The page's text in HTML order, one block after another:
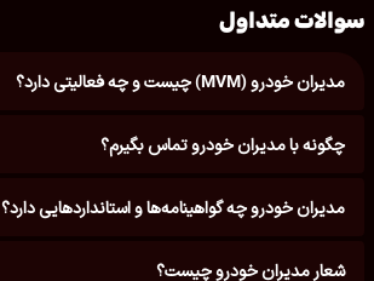
سوالات متداول
مدیران خودرو (MVM) چیست و چه فعالیتی دارد؟
چگونه با مدیران خودرو تماس بگیرم؟
مدیران خودرو چه گواهینامه‌ها و استانداردهایی دارد؟
شعار مدیران خودرو چیست؟